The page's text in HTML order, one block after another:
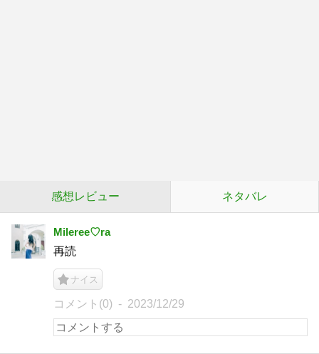
感想レビュー ネタバレ
Mileree♡ra
再読
ナイス
コメント(0) 2023/12/29